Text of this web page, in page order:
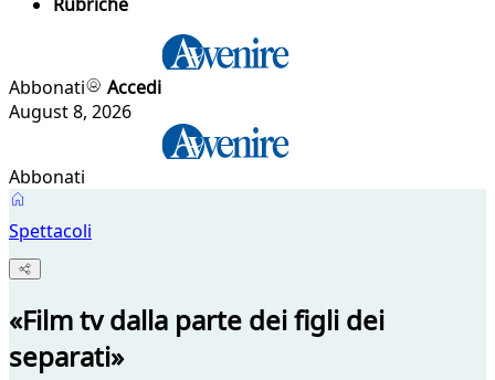
Abbonati
Accedi
August 8, 2026
Abbonati
Spettacoli
«Film tv dalla parte dei figli dei
separati»